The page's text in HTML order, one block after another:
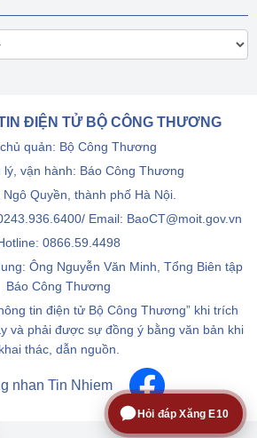
ĐIỆN TỬ BỘ CÔNG THƯƠNG
quản: Bộ Công Thương
vận hành: Báo Công Thương
Quyền, thành phố Hà Nội.
Email: BaoCT@moit.gov.vn
0866.59.4498
Ông Nguyễn Văn Minh, Tổng Biên tập
Báo Công Thương
tin điện tử Bộ Công Thương” khi trích
và phải được sự đồng ý bằng văn bản khi
khai thác, dẫn nguồn.
Hỏi đáp Xăng E10